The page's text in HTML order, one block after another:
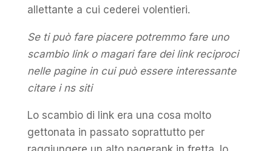
allettante a cui cederei volentieri.
Se ti può fare piacere potremmo fare uno
scambio link o magari fare dei link reciproci
nelle pagine in cui può essere interessante
citare i ns siti
Lo scambio di link era una cosa molto
gettonata in passato soprattutto per